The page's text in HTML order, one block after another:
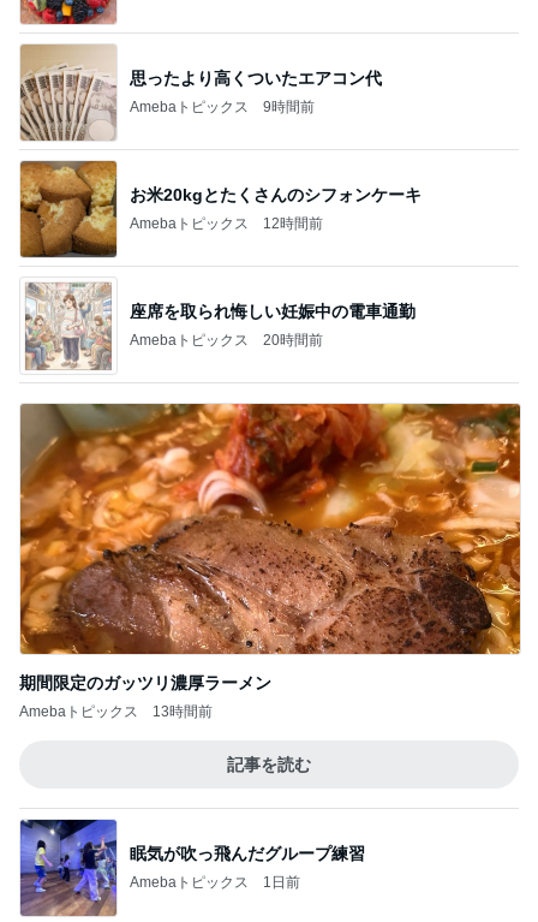
思ったより高くついたエアコン代
Amebaトピックス 9時間前
お米20kgとたくさんのシフォンケーキ
Amebaトピックス 12時間前
座席を取られ悔しい妊娠中の電車通勤
Amebaトピックス 20時間前
期間限定のガッツリ濃厚ラーメン
Amebaトピックス 13時間前
記事を読む
眠気が吹っ飛んだグループ練習
Amebaトピックス 1日前